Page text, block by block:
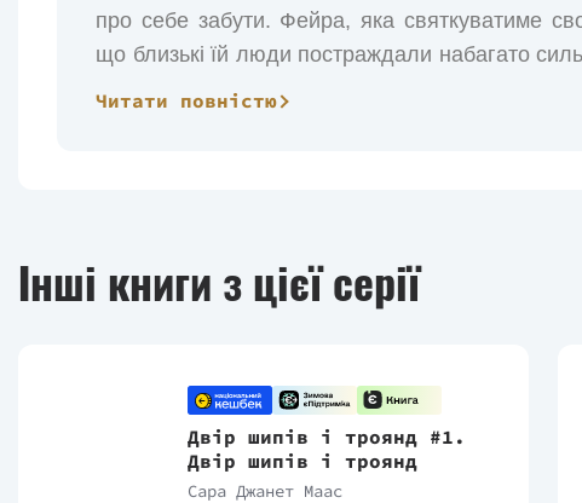
про себе забути. Фейра, яка святкуватиме
що близькі їй люди постраждали набагато
вплинути на майбутнє Двору і всього їхнього
Читати повністю
Інші книги з цієї серії
Двір шипів і троянд #1.
Двір шипів і троянд
Сара Джанет Маас